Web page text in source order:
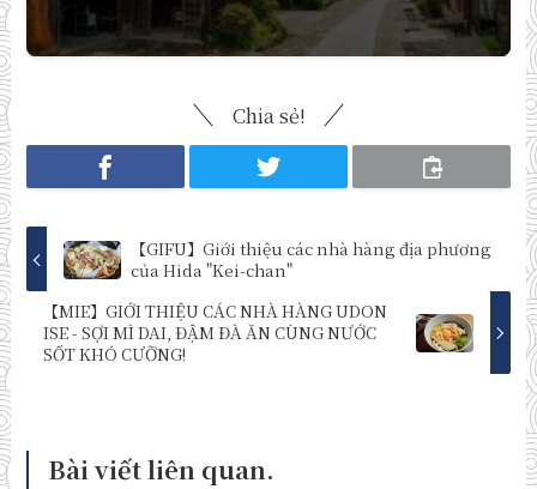
Chia sẻ!
【GIFU】Giới thiệu các nhà hàng địa phương
của Hida "Kei-chan"
【MIE】GIỚI THIỆU CÁC NHÀ HÀNG UDON
ISE - SỢI MÌ DAI, ĐẬM ĐÀ ĂN CÙNG NƯỚC
SỐT KHÓ CƯỠNG!
Bài viết liên quan.